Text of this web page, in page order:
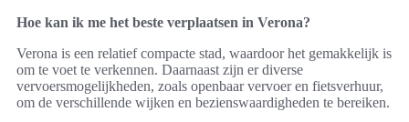
Hoe kan ik me het beste verplaatsen in Verona?
Verona is een relatief compacte stad, waardoor het gemakkelijk is
om te voet te verkennen. Daarnaast zijn er diverse
vervoersmogelijkheden, zoals openbaar vervoer en fietsverhuur,
om de verschillende wijken en bezienswaardigheden te bereiken.